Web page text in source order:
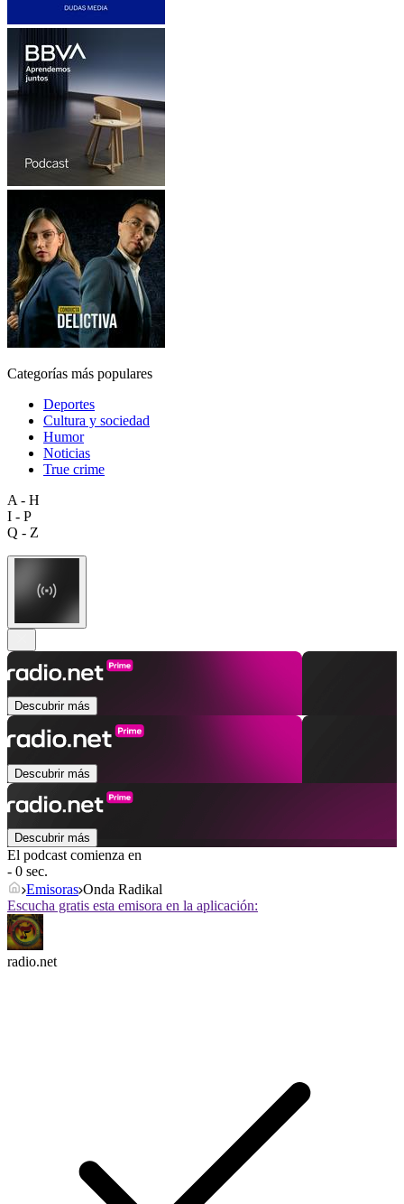
Categorías más populares
Deportes
Cultura y sociedad
Humor
Noticias
True crime
A - H
I - P
Q - Z
Descubrir más
Descubrir más
Descubrir más
El podcast comienza en
- 0 sec.
Emisoras Onda Radikal
Escucha gratis esta emisora en la aplicación:
radio.net